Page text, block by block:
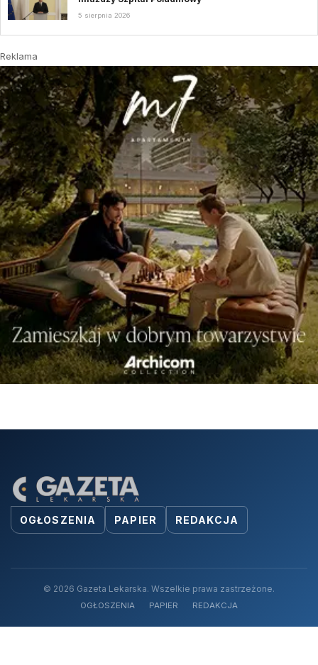
5 sierpnia 2026
Reklama
OGŁOSZENIA PAPIER REDAKCJA
© 2026 Gazeta Lekarska. Wszelkie prawa zastrzeżone.
OGŁOSZENIA PAPIER REDAKCJA